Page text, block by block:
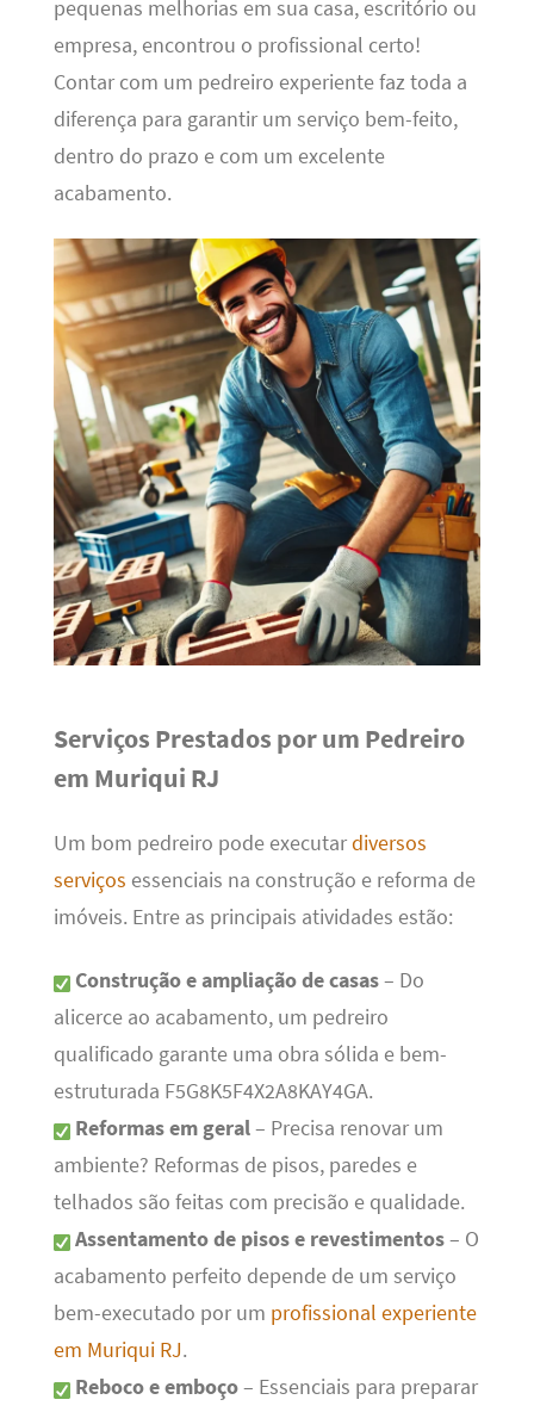
pequenas melhorias em sua casa, escritório ou
empresa, encontrou o profissional certo!
Contar com um pedreiro experiente faz toda a
diferença para garantir um serviço bem-feito,
dentro do prazo e com um excelente
acabamento.
Serviços Prestados por um Pedreiro
em Muriqui RJ
Um bom pedreiro pode executardiversos
serviços essenciais na construção e reforma de
imóveis. Entre as principais atividades estão:
Construção e ampliação de casas– Do
alicerce ao acabamento, um pedreiro
qualificado garante uma obra sólida e bem-
estruturada F5G8K5F4X2A8KAY4GA.
Reformas em geral– Precisa renovar um
ambiente? Reformas de pisos, paredes e
telhados são feitas com precisão e qualidade.
Assentamento de pisos e revestimentos– O
acabamento perfeito depende de um serviço
bem-executado por um profissional experiente
em Muriqui RJ.
Reboco e emboço– Essenciais para preparar